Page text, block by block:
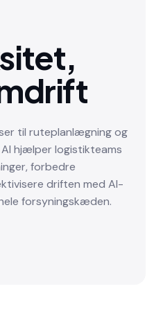
til ruteplanlægning og
hjælper logistikteams
forbedre
driften med AI-
forsyningskæden.